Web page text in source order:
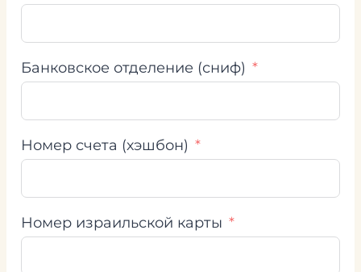
Банковское отделение (сниф)
Номер счета (хэшбон)
Номер израильской карты